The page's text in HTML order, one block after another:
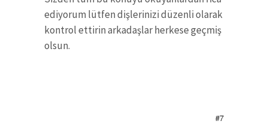
ediyorum lütfen dişlerinizi düzenli olarak
kontrol ettirin arkadaşlar herkese geçmiş
olsun.
#7